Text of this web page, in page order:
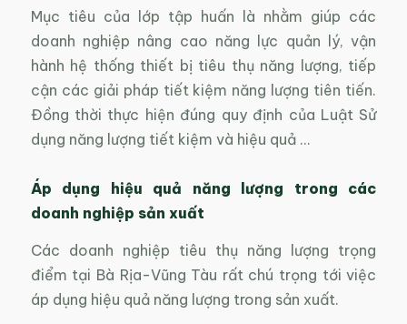
Mục tiêu của lớp tập huấn là nhằm giúp các
doanh nghiệp nâng cao năng lực quản lý, vận
hành hệ thống thiết bị tiêu thụ năng lượng, tiếp
cận các giải pháp tiết kiệm năng lượng tiên tiến.
Đồng thời thực hiện đúng quy định của Luật Sử
dụng năng lượng tiết kiệm và hiệu quả …
Áp dụng hiệu quả năng lượng trong các
doanh nghiệp sản xuất
Các doanh nghiệp tiêu thụ năng lượng trọng
điểm tại Bà Rịa-Vũng Tàu rất chú trọng tới việc
áp dụng hiệu quả năng lượng trong sản xuất.